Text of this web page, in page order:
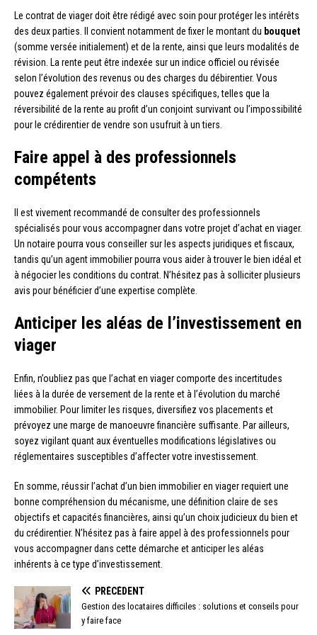
Le contrat de viager doit être rédigé avec soin pour protéger les intérêts
des deux parties. Il convient notamment de fixer le montant du bouquet
(somme versée initialement) et de la rente, ainsi que leurs modalités de
révision. La rente peut être indexée sur un indice officiel ou révisée
selon l’évolution des revenus ou des charges du débirentier. Vous
pouvez également prévoir des clauses spécifiques, telles que la
réversibilité de la rente au profit d’un conjoint survivant ou l’impossibilité
pour le crédirentier de vendre son usufruit à un tiers.
Faire appel à des professionnels
compétents
Il est vivement recommandé de consulter des professionnels
spécialisés pour vous accompagner dans votre projet d’achat en viager.
Un notaire pourra vous conseiller sur les aspects juridiques et fiscaux,
tandis qu’un agent immobilier pourra vous aider à trouver le bien idéal et
à négocier les conditions du contrat. N’hésitez pas à solliciter plusieurs
avis pour bénéficier d’une expertise complète.
Anticiper les aléas de l’investissement en
viager
Enfin, n’oubliez pas que l’achat en viager comporte des incertitudes
liées à la durée de versement de la rente et à l’évolution du marché
immobilier. Pour limiter les risques, diversifiez vos placements et
prévoyez une marge de manoeuvre financière suffisante. Par ailleurs,
soyez vigilant quant aux éventuelles modifications législatives ou
réglementaires susceptibles d’affecter votre investissement.
En somme, réussir l’achat d’un bien immobilier en viager requiert une
bonne compréhension du mécanisme, une définition claire de ses
objectifs et capacités financières, ainsi qu’un choix judicieux du bien et
du crédirentier. N’hésitez pas à faire appel à des professionnels pour
vous accompagner dans cette démarche et anticiper les aléas
inhérents à ce type d’investissement.
PRÉCÉDENT
Gestion des locataires difficiles : solutions et conseils pour
y faire face